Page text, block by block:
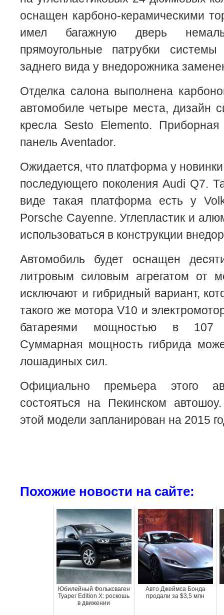
оснащен карбоно-керамическими
имел багажную дверь
прямоугольные патрубки
заднего вида у внедорожника
Отделка салона выполнена
автомобиле четыре места, дизайн
кресла Sesto Elemento.
панель Aventador.
Ожидается, что платформа у
последующего поколения Audi Q7.
виде такая платформа есть у
Porsche Cayenne. Углепластик и
использоваться в конструкции
Автомобиль будет оснащен
литровым силовым агрегатом от
исключают и гибридный вариант,
такого же мотора V10 и
батареями мощностью в 107
Суммарная мощность гибрида
лошадиных сил.
Официально премьера этого
состояться на Пекинском
этой модели запланирован на 2015
Похожие новости на сайте:
Юбилейный Фольксваген
Туарег Edition X: роскошь
в движении
Авто Джеймса Бонда
продали за $3,5 млн